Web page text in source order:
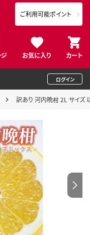
お気に入り カート
ご利用可能ポイント
ログイン
訳あり 河内晩柑 2L サイズ